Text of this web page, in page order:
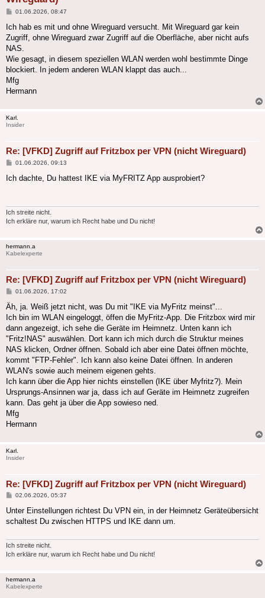
Beitrag
01.06.2026, 08:47
Ich hab es mit und ohne Wireguard versucht. Mit Wireguard gar kein
Zugriff, ohne Wireguard zwar Zugriff auf die Oberfläche, aber nicht aufs
NAS.
Wie gesagt, in diesem speziellen WLAN werden wohl bestimmte Dinge
blockiert. In jedem anderen WLAN klappt das auch...
Mfg
Hermann
Karl.
Insider
Re: [VFKD] Zugriff auf Fritzbox per VPN (nicht Wireguard)
Beitrag
01.06.2026, 09:13
Ich dachte, Du hattest IKE via MyFRITZ App ausprobiert?
Ich streite nicht.
Ich erkläre nur, warum ich Recht habe und Du nicht!
hermann.a
Kabelexperte
Re: [VFKD] Zugriff auf Fritzbox per VPN (nicht Wireguard)
Beitrag
01.06.2026, 17:02
Äh, ja. Weiß jetzt nicht, was Du mit "IKE via MyFritz meinst"...
Ich bin im WLAN eingeloggt, öffen die MyFritz-App. Die Fritzbox wird mir
dann angezeigt, ich sehe die Geräte im Heimnetz. Unten kann ich
"Fritz!NAS" auswählen. Dort kann ich mich durch die Struktur meines
NAS klicken, Ordner öffnen. Sobald ich aber eine Datei öffnen möchte,
kommt "FTP-Fehler". Ich kann also keine Datei öffnen. In anderen
WLAN's sowie auch meinem eigenen gehts.
Ich kann über die App hier nichts einstellen (IKE über Myfritz?). Mein
Ursprungs-Ansinnen war ja, dass ich auf Geräte im Heimnetz zugreifen
kann. Das geht ja über die App sowieso ned.
Mfg
Hermann
Karl.
Insider
Re: [VFKD] Zugriff auf Fritzbox per VPN (nicht Wireguard)
Beitrag
02.06.2026, 05:37
Unter Einstellungen richtest Du VPN ein, in der Heimnetz Geräteübersicht
schaltest Du zwischen HTTPS und IKE dann um.
Ich streite nicht.
Ich erkläre nur, warum ich Recht habe und Du nicht!
hermann.a
Kabelexperte